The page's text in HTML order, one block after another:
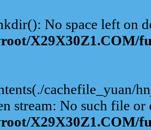
No space left on
X29X30Z1.COM/
cachefile_yuan/
stream: No such file
X29X30Z1.COM/